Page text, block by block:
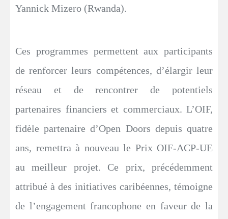
Yannick Mizero (Rwanda).
Ces programmes permettent aux participants
de renforcer leurs compétences, d’élargir leur
réseau et de rencontrer de potentiels
partenaires financiers et commerciaux. L’OIF,
fidèle partenaire d’Open Doors depuis quatre
ans, remettra à nouveau le Prix OIF-ACP-UE
au meilleur projet. Ce prix, précédemment
attribué à des initiatives caribéennes, témoigne
de l’engagement francophone en faveur de la